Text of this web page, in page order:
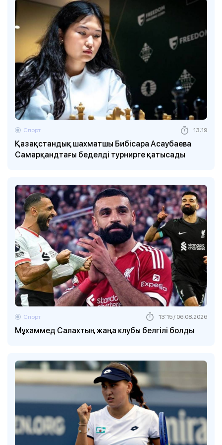
Қазақстандық шахматшы Бибісара Асаубаева
Самарқандтағы беделді турнирге қатысады
Спорт 13:19
Мұхаммед Салахтың жаңа клубы белгілі болды
Спорт 13:15 / 06.08.2026